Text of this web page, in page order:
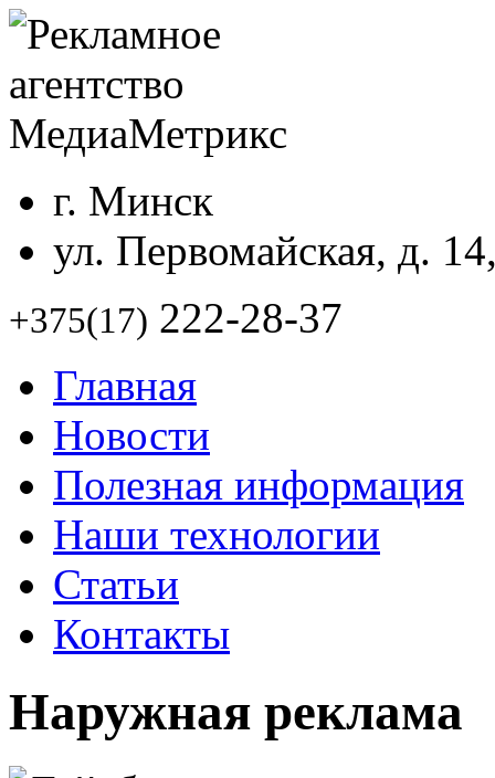
г. Минск
ул. Первомайская, д.
+375(17) 222-28-37
Главная
Новости
Полезная информация
Наши технологии
Статьи
Контакты
Наружная реклама